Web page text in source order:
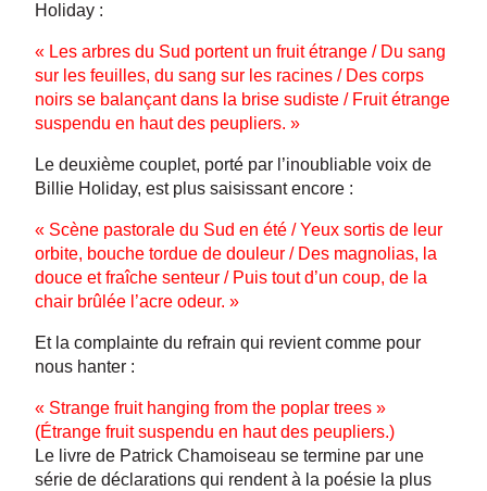
Holiday :
« Les arbres du Sud portent un fruit étrange / Du sang
sur les feuilles, du sang sur les racines / Des corps
noirs se balançant dans la brise sudiste / Fruit étrange
suspendu en haut des peupliers. »
Le deuxième couplet, porté par l’inoubliable voix de
Billie Holiday, est plus saisissant encore :
« Scène pastorale du Sud en été / Yeux sortis de leur
orbite, bouche tordue de douleur / Des magnolias, la
douce et fraîche senteur / Puis tout d’un coup, de la
chair brûlée l’acre odeur. »
Et la complainte du refrain qui revient comme pour
nous hanter :
« Strange fruit hanging from the poplar trees »
(Étrange fruit suspendu en haut des peupliers.)
Le livre de Patrick Chamoiseau se termine par une
série de déclarations qui rendent à la poésie la plus